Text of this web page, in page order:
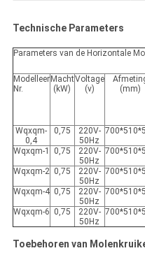
Technische Parameters
Parameters van de Horizontale
Modelleer
Nr.
Macht
(kW)
Voltage
(v)
(mm)
Wqxqm-
0,4
0,75
220V-
50Hz
Wqxqm-1 0,75
220V-
50Hz
Wqxqm-2 0,75
220V-
50Hz
Wqxqm-4 0,75
220V-
50Hz
Wqxqm-6 0,75
220V-
50Hz
Toebehoren van